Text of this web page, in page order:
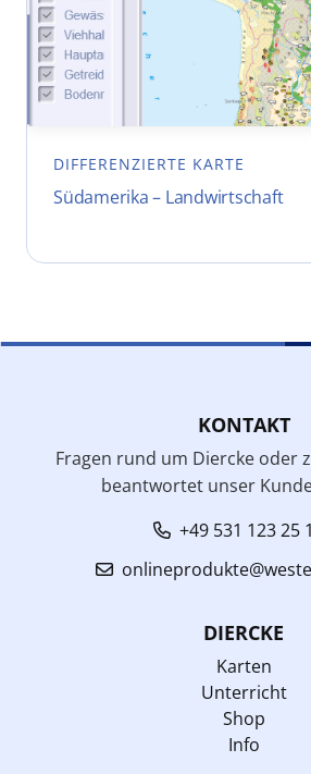
DIFFERENZIERTE KARTE
Südamerika – Landwirtschaft
KONTAKT
Fragen rund um Diercke oder
beantwortet unser
+49 531 123 25
DIERCKE
Karten
Unterricht
Shop
Info